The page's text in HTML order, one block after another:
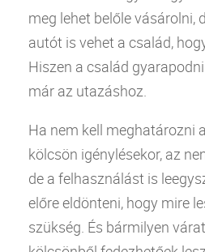
meg lehet belőle vásárolni,
autót is vehet a család,
Hiszen a család
már az utazáshoz.
Ha nem kell meghatározni
kölcsön igénylésekor, az
de a felhasználást is
előre eldönteni, hogy mire
szükség. És bármilyen